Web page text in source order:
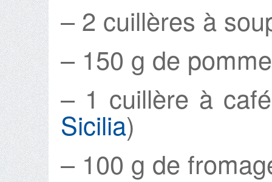
– 2 cuillères à
– 150 g de
– 1 cuillère à
Sicilia)
– 100 g de